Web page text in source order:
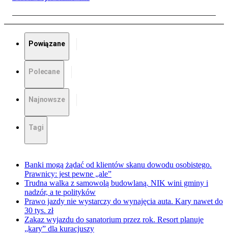
Powiązane
Polecane
Najnowsze
Tagi
Banki mogą żądać od klientów skanu dowodu osobistego.
Prawnicy: jest pewne „ale”
Trudna walka z samowolą budowlaną. NIK wini gminy i
nadzór, a te polityków
Prawo jazdy nie wystarczy do wynajęcia auta. Kary nawet do
30 tys. zł
Zakaz wyjazdu do sanatorium przez rok. Resort planuje
„kary” dla kuracjuszy